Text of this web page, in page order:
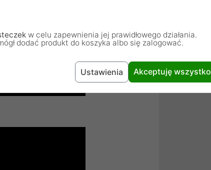
w celu zapewnienia jej prawidłowego działania.
dodać produkt do koszyka albo się zalogować.
Ustawienia Akceptuję wszystko